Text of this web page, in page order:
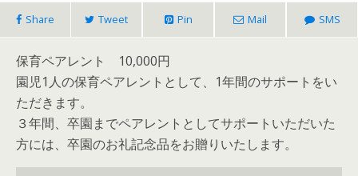
Share Tweet Pin Mail SMS
保育ペアレント 10,000円
園児1人の保育ペアレントとして、1年間のサポートをい
ただきます。
３年間、卒園までペアレントとしてサポートいただいた
方には、卒園のお礼記念品をお贈りいたします。